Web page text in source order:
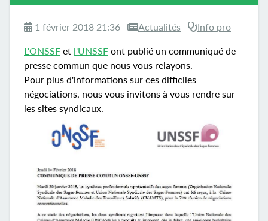
1 février 2018 21:36 Actualités Info pro
L'ONSSF et l'UNSSF ont publié un communiqué de
presse commun que nous vous relayons.
Pour plus d'informations sur ces difficiles
négociations, nous vous invitons à vous rendre sur
les sites syndicaux.